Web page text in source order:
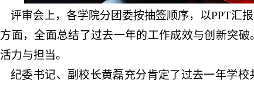
评审会上，各学院分团委按抽签顺序，以PPT汇
面，全面总结了过去一年的工作成效与创新突
力与担当。
纪委书记、副校长黄磊充分肯定了过去一年学